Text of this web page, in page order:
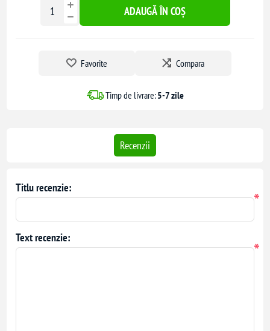
Material cablu: cauciuc, culoarealb
Protecție:IP65
Design modular, conectabil
Aplicații recomandate
Realizarea perdelelor LED mari pe fațade, vitrine și ferestre
Decor exterior de sărbători, clădiri, grădini
ADAUGĂ ÎN COȘ
Favorite Compara
Timp de livrare:5-7 zile
Recenzii
Titlu recenzie:
*
Text recenzie:
*